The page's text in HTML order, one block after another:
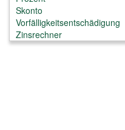
Skonto
Vorfälligkeitsentschädigung
Zinsrechner